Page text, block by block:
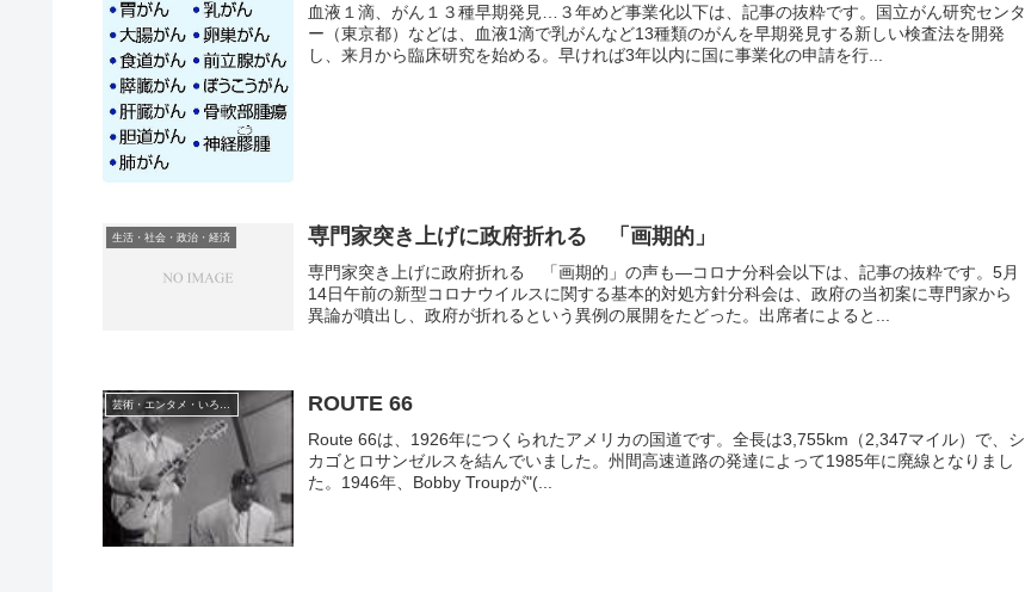
血液１滴、がん１３種早期発見…３年めど事業化以下は、記事の抜粋です。国立がん研究センタ
ー（東京都）などは、血液1滴で乳がんなど13種類のがんを早期発見する新しい検査法を開発
し、来月から臨床研究を始める。早ければ3年以内に国に事業化の申請を行...
生活・社会・政治・経済 専門家突き上げに政府折れる 「画期的」
専門家突き上げに政府折れる 「画期的」の声も―コロナ分科会以下は、記事の抜粋です。5月
14日午前の新型コロナウイルスに関する基本的対処方針分科会は、政府の当初案に専門家から
異論が噴出し、政府が折れるという異例の展開をたどった。出席者によると...
芸術・エンタメ・いろいろ ROUTE 66
Route 66は、1926年につくられたアメリカの国道です。全長は3,755km（2,347マイル）で、シ
カゴとロサンゼルスを結んでいました。州間高速道路の発達によって1985年に廃線となりまし
た。1946年、Bobby Troupが"(...